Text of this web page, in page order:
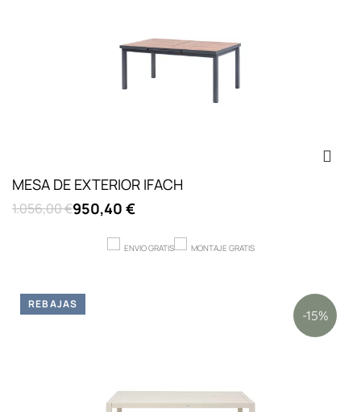
MESA DE EXTERIOR IFACH
1.056,00 €950,40 €
ENVIO GRATIS MONTAJE GRATIS
-15%
REBAJAS